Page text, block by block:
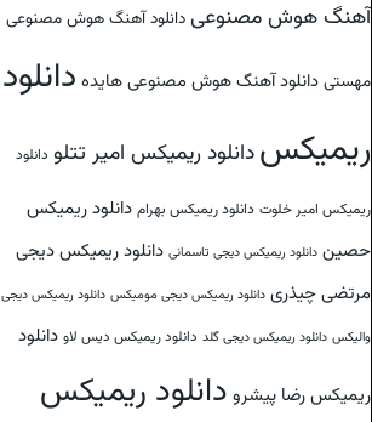
آهنگ هوش مصنوعی دانلود آهنگ هوش مصنوعی
مهستی دانلود آهنگ هوش مصنوعی هایده دانلود
ریمیکسدانلود ریمیکس امیر تتلو دانلود
ریمیکس امیر خلوت دانلود ریمیکس بهرام دانلود ریمیکس
حصین دانلود ریمیکس دیجی تاسمانی دانلود ریمیکس دیجی
مرتضی چیذری دانلود ریمیکس دیجی مومیکس دانلود ریمیکس دیجی
والیکس دانلود ریمیکس دیجی گلد دانلود ریمیکس دیس لاو دانلود
ریمیکس رضا پیشرو دانلود ریمیکس